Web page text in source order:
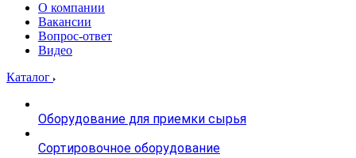
О компании
Вакансии
Вопрос-ответ
Видео
Каталог
Оборудование для приемки сырья
Сортировочное оборудование